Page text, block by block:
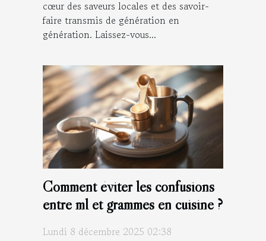
cœur des saveurs locales et des savoir-
faire transmis de génération en
génération. Laissez-vous...
Comment éviter les confusions
entre ml et grammes en cuisine ?
Lundi 8 décembre 2025 02:38